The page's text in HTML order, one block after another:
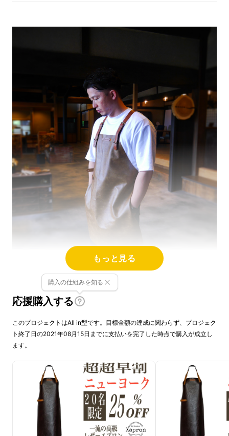
もっと見る
応援購入する
購入の仕組みを知る
このプロジェクトはAll in型です。目標金額の達成に関わらず、プロジェク
ト終了日の2021年08月15日までに支払いを完了した時点で購入が成立し
ます。